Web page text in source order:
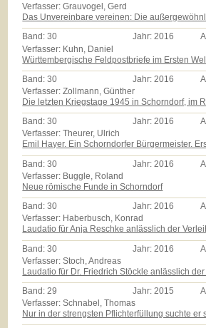
Verfasser: Grauvogel, Gerd
Das Unvereinbare vereinen: Die
Band:30 Jahr:2016
Verfasser: Kuhn, Daniel
Württembergische Feldpostbriefe im Ersten
Band:30 Jahr:2016
Verfasser: Zollmann, Günther
Die letzten Kriegstage 1945 in Schorndorf, im
Band:30 Jahr:2016
Verfasser: Theurer, Ulrich
Emil Hayer. Ein Schorndorfer Bürgermeister.
Band:30 Jahr: 2016
Verfasser: Buggle, Roland
Neue römische Funde in Schorndorf
Band:30 Jahr:2016
Verfasser: Haberbusch, Konrad
Laudatio für Anja Reschke anlässlich der
Band:30 Jahr: 2016
Verfasser: Stoch, Andreas
Laudatio für Dr. Friedrich Stöckle anlässlich der
Band:29 Jahr:2015
Verfasser: Schnabel, Thomas
Nur in der strengsten Pflichterfüllung suchte er